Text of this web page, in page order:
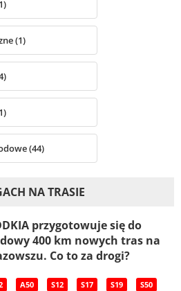
(1)
(44)
NA TRASIE
przygotowuje się do
400 km nowych tras na
Co to za drogi?
A50 S12 S17 S19 S50